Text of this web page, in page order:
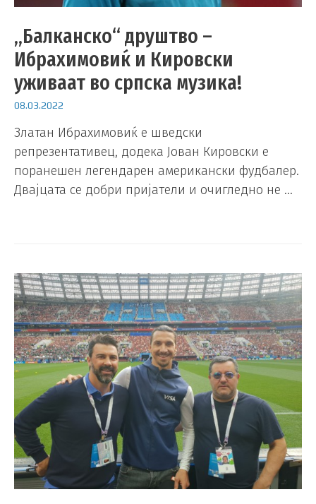
„Балканско“ друштво –
Ибрахимовиќ и Кировски
уживаат во српска музика!
08.03.2022
Златан Ибрахимовиќ е шведски
репрезентативец, додека Јован Кировски е
поранешен легендарен американски фудбалер.
Двајцата се добри пријатели и очигледно не …